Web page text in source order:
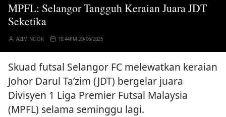
MPFL: Selangor Tangguh Keraian Juara JDT
Seketika
AZIM NOOR 10:44PM 29/06/2025
Skuad futsal Selangor FC melewatkan keraian
Johor Darul Ta’zim (JDT) bergelar juara
Divisyen 1 Liga Premier Futsal Malaysia
(MPFL) selama seminggu lagi.